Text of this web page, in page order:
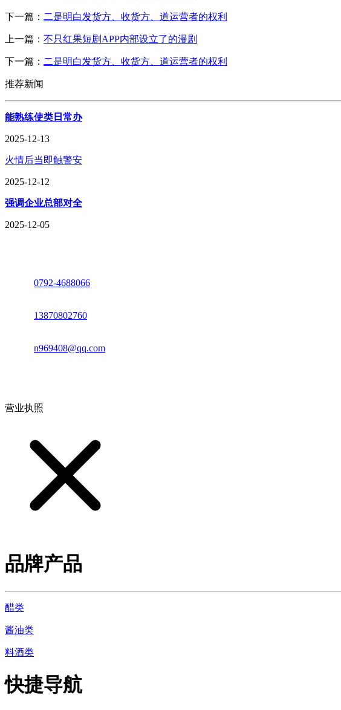
下一篇： 二是明白发货方、收货方、道运营者的权利
上一篇： 不只红果短剧APP内部设立了的漫剧
下一篇： 二是明白发货方、收货方、道运营者的权利
推荐新闻
能熟练使类日常办
2025-12-13
火情后当即触警安
2025-12-12
强调企业总部对全
2025-12-05
0792-4688066
13870802760
n969408@qq.com
营业执照
品牌产品
醋类
酱油类
料酒类
快捷导航